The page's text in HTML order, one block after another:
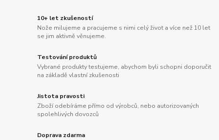
10+ let zkušeností
Nože milujeme a pracujeme s nimi celý život a více než 10 let
se jim aktivně věnujeme.
Testování produktů
Vybrané produkty testujeme, abychom byli schopni doporučit
na základě vlastní zkušenosti
Jistota pravosti
Zboží odebíráme přímo od výrobců, nebo autorizovaných
spolehlivých dovozců
Doprava zdarma